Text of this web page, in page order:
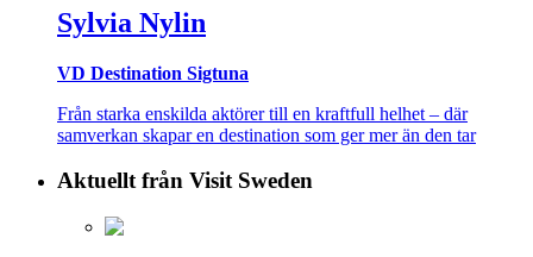
Sylvia Nylin
VD Destination Sigtuna
Från starka enskilda aktörer till en kraftfull helhet – där
samverkan skapar en destination som ger mer än den tar
Aktuellt från Visit Sweden